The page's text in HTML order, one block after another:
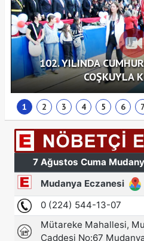
102. YILINDA
COŞKUYLA
1 2 3 4 5 6 7